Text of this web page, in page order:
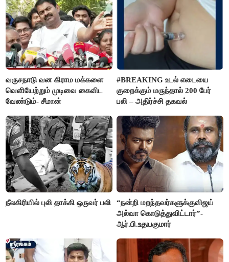
வருசநாடு வன கிராம மக்களை
வெளியேற்றும் முடிவை கைவிட
வேண்டும்- சீமான்
#BREAKING உடல் எடையை
குறைக்கும் மருந்தால் 200 பேர்
பலி – அதிர்ச்சி தகவல்
நீலகிரியில் புலி தாக்கி ஒருவர் பலி
“நன்றி மறந்தவர்களுக்குவிஜய்
அல்வா கொடுத்துவிட்டார்”-
ஆர்.பி.உதயகுமார்